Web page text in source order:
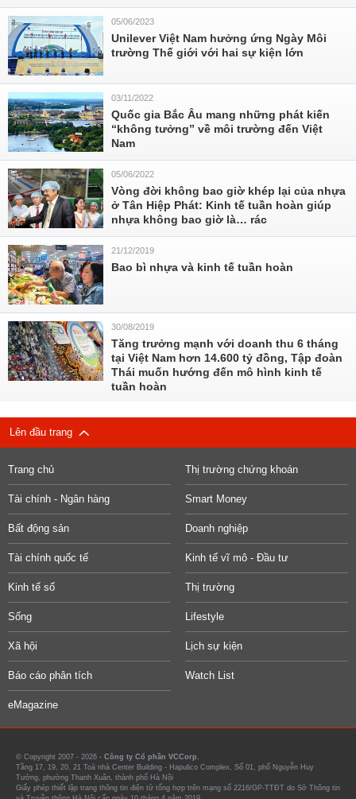
05/06/2023
Unilever Việt Nam hưởng ứng Ngày Môi
trường Thế giới với hai sự kiện lớn
03/11/2022
Quốc gia Bắc Âu mang những phát kiến
“không tưởng” về môi trường đến Việt
Nam
05/06/2022
Vòng đời không bao giờ khép lại của nhựa
ở Tân Hiệp Phát: Kinh tế tuần hoàn giúp
nhựa không bao giờ là… rác
21/12/2019
Bao bì nhựa và kinh tế tuần hoàn
30/08/2019
Tăng trưởng mạnh với doanh thu 6 tháng
tại Việt Nam hơn 14.600 tỷ đồng, Tập đoàn
Thái muốn hướng đến mô hình kinh tế
tuần hoàn
Lên đầu trang
Trang chủ Thị trường chứng khoán
Tài chính - Ngân hàng Smart Money
Bất động sản Doanh nghiệp
Tài chính quốc tế Kinh tế vĩ mô - Đầu tư
Kinh tế số Thị trường
Sống Lifestyle
Xã hội Lịch sự kiện
Báo cáo phân tích Watch List
eMagazine
© Copyright 2007 - 2026 - Công ty Cổ phần VCCorp.
Tầng 17, 19, 20, 21 Toà nhà Center Building - Hapulico Complex, Số 01, phố Nguyễn Huy
Tưởng, phường Thanh Xuân, thành phố Hà Nội
Giấy phép thiết lập trang thông tin điện tử tổng hợp trên mạng số 2216/GP-TTĐT do Sở Thông tin